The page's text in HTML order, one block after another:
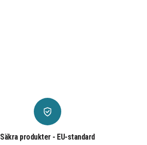
Säkra produkter - EU-standard